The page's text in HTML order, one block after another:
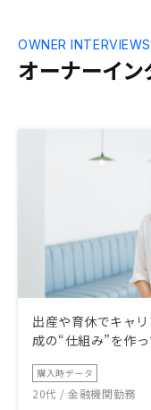
オーナーイン
OWNER INTERVIEWS
出産や育休でキャ
成の“仕組み”を作っ
購入時データ
20代 / 金融機関勤務